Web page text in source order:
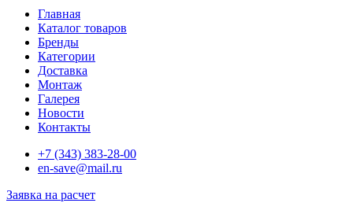
Главная
Каталог товаров
Бренды
Категории
Доставка
Монтаж
Галерея
Новости
Контакты
+7 (343) 383-28-00
en-save@mail.ru
Заявка на расчет